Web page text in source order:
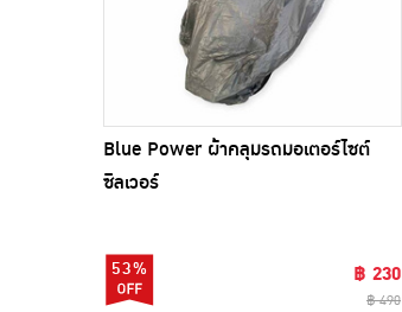
Blue Power ผ้าคลุมรถมอเตอร์ไซต์
ซิลเวอร์
53% ฿ 230
฿ 490